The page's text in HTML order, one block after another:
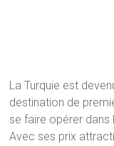
La Turquie est
destination de
se faire opérer dans
Avec ses prix